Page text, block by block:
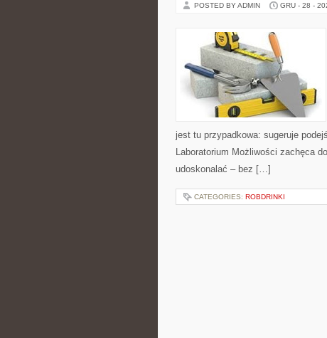
POSTED BY ADMIN GRU - 28 -
jest tu przypadkowa: sugeruje
Laboratorium Możliwości zachęca
udoskonalać – bez […]
CATEGORIES: ROBDRINKI